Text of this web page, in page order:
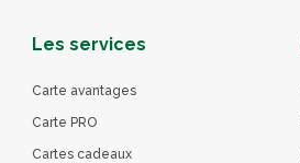
Les services
Carte avantages
Carte PRO
Cartes cadeaux